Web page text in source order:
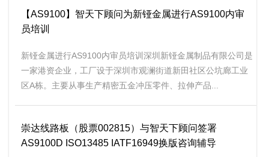
【AS9100】智天下顾问为新铔金属进行AS9100内审
员培训
新铔金属进行AS9100内审员培训深圳新铔金属制品有限公司是
一家港资企业，工厂设于深圳市观澜街道新田社区公坑廊工业
区A栋。主要从事生产精密五金冲压零件、拉伸产品...
崇达线路板（股票002815）与智天下顾问签署
AS9100D ISO13485 IATF16949换版咨询辅导